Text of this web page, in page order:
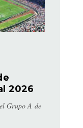
2026
Grupo A de